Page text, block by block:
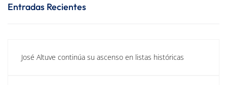
Entradas Recientes
José Altuve continúa su ascenso en listas históricas